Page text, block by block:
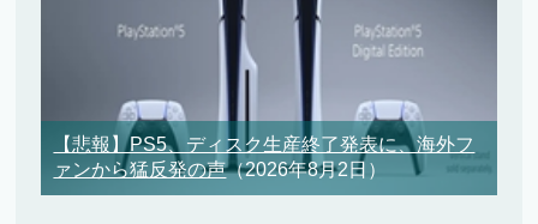
【悲報】PS5、ディスク生産終了発表に、海外フ
ァンから猛反発の声（2026年8月2日）